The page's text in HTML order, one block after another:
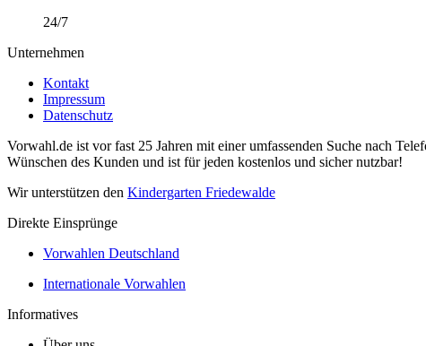
24/7
Unternehmen
Kontakt
Impressum
Datenschutz
Vorwahl.de ist vor fast 25 Jahren mit einer umfassenden Suche nach
Wünschen des Kunden und ist für jeden kostenlos und sicher nutzbar!
Wir unterstützen den Kindergarten Friedewalde
Direkte Einsprünge
Vorwahlen Deutschland
Internationale Vorwahlen
Informatives